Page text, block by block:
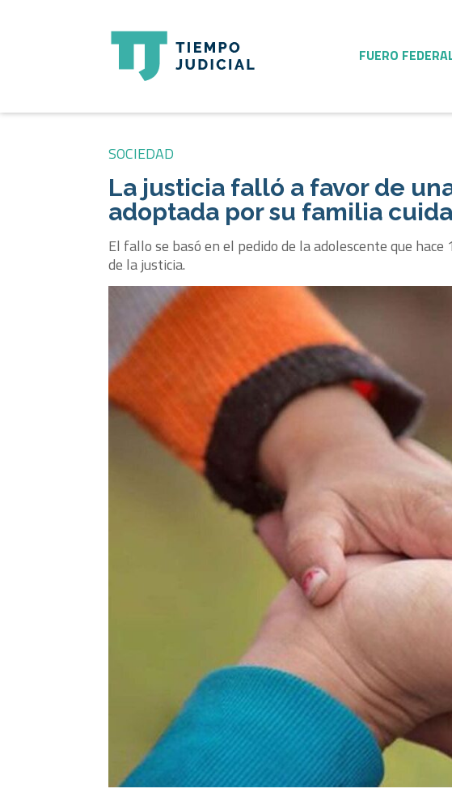
FUERO
SOCIEDAD
La justicia falló a favor de
adoptada por su familia
El fallo se basó en el pedido de la adolescente que
de la justicia.